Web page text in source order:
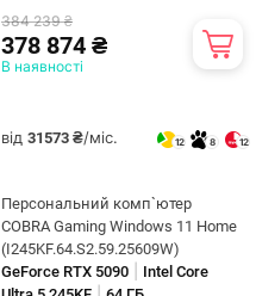
384 239 ₴
378 874 ₴
В наявності
від 31573 ₴/міс. 12 8 12
Персональний комп`ютер
COBRA Gaming Windows 11 Home
(I245KF.64.S2.59.25609W)
GeForce RTX 5090
Intel Core